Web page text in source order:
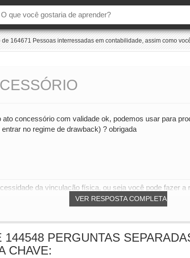
164671 Pessoas interressadas em contabilidade, assim como
ato concessório com validade ok, podemos usar para
no regime de drawback) ? obrigada
VER RESPOSTA COMPLETA
da vinculação física, ou seja você pode fazer a
144548 PERGUNTAS
CHAVE: